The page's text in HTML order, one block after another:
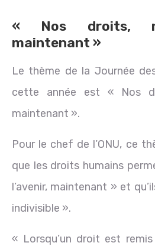
« Nos droits,
maintenant »
Le thème de la Journée
cette année est « Nos
maintenant ».
Pour le chef de l’ONU, ce
que les droits humains
l’avenir, maintenant » et
indivisible ».
« Lorsqu’un droit est